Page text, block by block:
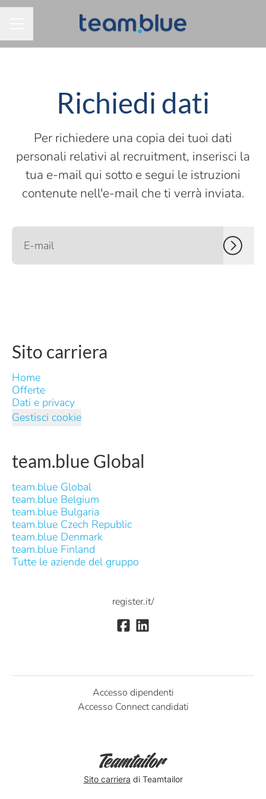
MENU CARRIERA
Richiedi dati
Per richiedere una copia dei tuoi dati
personali relativi al recruitment, inserisci la
tua e-mail qui sotto e segui le istruzioni
contenute nell'e-mail che ti verrà inviata.
Sito carriera
Home
Offerte
Dati e privacy
Gestisci cookie
team.blue Global
team.blue Global
team.blue Belgium
team.blue Bulgaria
team.blue Czech Republic
team.blue Denmark
team.blue Finland
Tutte le aziende del gruppo
register.it/
Accesso dipendenti
Accesso Connect candidati
Sito carriera di Teamtailor